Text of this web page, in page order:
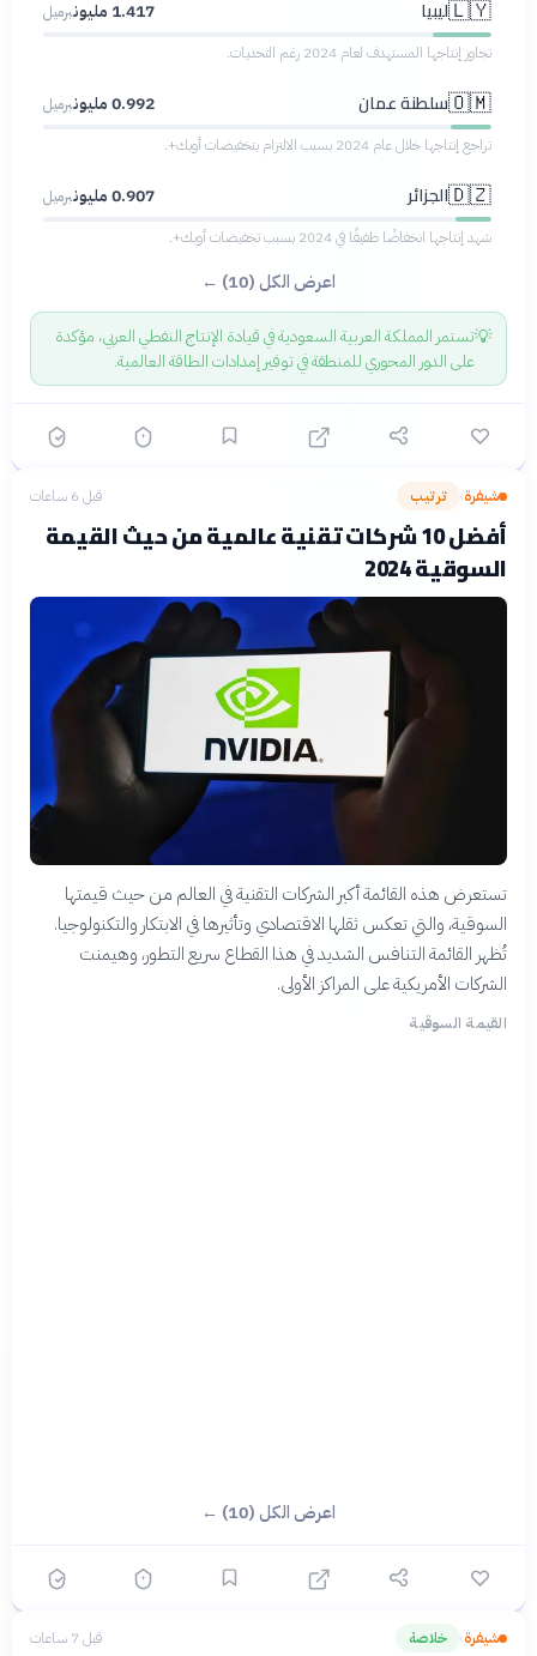
🇱🇾ليبيا 1.417 مليون
برميل
تجاوز إنتاجها المستهدف لعام 2024 رغم التحديات.
🇴🇲سلطنة عمان 0.992 مليون
برميل
تراجع إنتاجها خلال عام 2024 بسبب الالتزام بتخفيضات أوبك+.
🇩🇿الجزائر 0.907 مليون
برميل
شهد إنتاجها انخفاضًا طفيفًا في 2024 بسبب تخفيضات أوبك+.
اعرض الكل (10) ←
💡تستمر المملكة العربية السعودية في قيادة الإنتاج النفطي العربي، مؤكدة
على الدور المحوري للمنطقة في توفير إمدادات الطاقة العالمية.
شيفرة› ترتيب قبل 6 ساعات
أفضل 10 شركات تقنية عالمية من حيث القيمة
السوقية 2024
تستعرض هذه القائمة أكبر الشركات التقنية في العالم من حيث قيمتها
السوقية، والتي تعكس ثقلها الاقتصادي وتأثيرها في الابتكار والتكنولوجيا.
تُظهر القائمة التنافس الشديد في هذا القطاع سريع التطور، وهيمنت
الشركات الأمريكية على المراكز الأولى.
القيمة السوقية
اعرض الكل (10) ←
شيفرة› خلاصة قبل 7 ساعات